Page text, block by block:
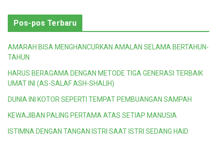
Pos-pos Terbaru
AMARAH BISA MENGHANCURKAN AMALAN SELAMA BERTAHUN-
TAHUN
HARUS BERAGAMA DENGAN METODE TIGA GENERASI TERBAIK
UMAT INI (AS-SALAF ASH-SHALIH)
DUNIA INI KOTOR SEPERTI TEMPAT PEMBUANGAN SAMPAH
KEWAJIBAN PALING PERTAMA ATAS SETIAP MANUSIA
ISTIMNA DENGAN TANGAN ISTRI SAAT ISTRI SEDANG HAID